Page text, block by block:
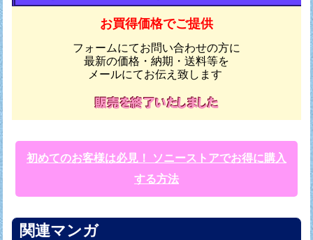
お買得価格でご提供
フォームにてお問い合わせの方に
最新の価格・納期・送料等を
メールにてお伝え致します
初めてのお客様は必見！ ソニーストアでお得に購入
する方法
関連マンガ